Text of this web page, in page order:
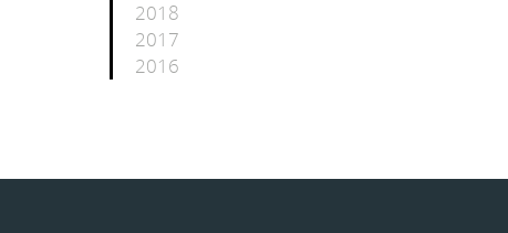
2018
2017
2016